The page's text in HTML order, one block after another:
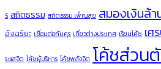
5 สถิตธรรม สถิตธรรม เพ็ญสุข สมองเงินล้า
อัจฉริยะ เชื่อมต่อกับคุรุ เที่ยวต่างประเทศ เรียนโค้ช เศ
ระแสจิต โค้ชผู้บริหาร โค้ชพลังจิต โค้ชส่วน